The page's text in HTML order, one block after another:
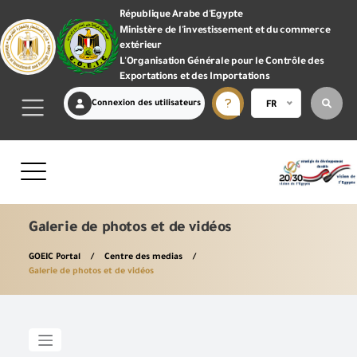
République Arabe d'Egypte
Ministère de l'investissement et du commerce
extérieur
L'Organisation Générale pour le Contrôle des
Exportations et des Importations
Connexion des utilisateurs FR
Galerie de photos et de vidéos
GOEIC Portal
Centre des medias
Galerie de photos et de vidéos